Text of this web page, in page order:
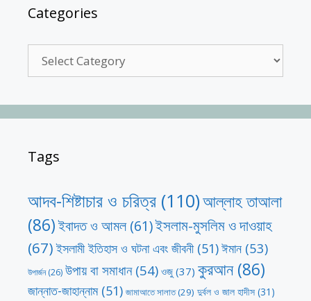
Categories
Tags
আদব-শিষ্টাচার ও চরিত্র (110)আল্লাহ তাআলা
(86)ইবাদত ও আমল(61)ইসলাম-মুসলিম ও দাওয়াহ
(67) ইসলামী ইতিহাস ও ঘটনা এবং জীবনী(51)ঈমান (53)
উপার্জন(26) উপায় বা সমাধান(54) ওজু (37) কুরআন(86)
জান্নাত-জাহান্নাম(51) জামাআতে সালাত(29) দুর্বল ও জাল হাদীস (31)